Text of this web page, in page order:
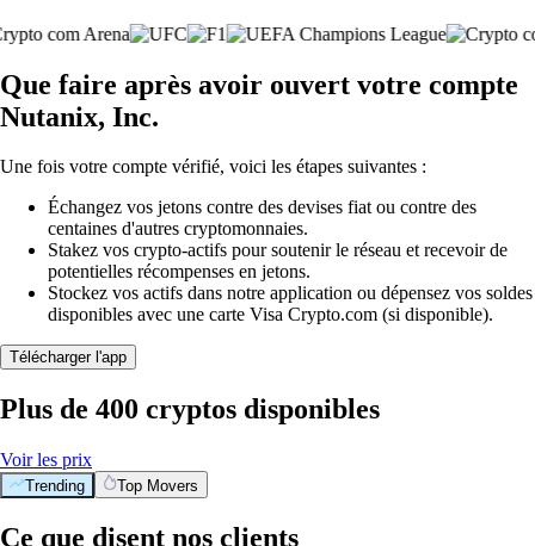
Que faire après avoir ouvert votre compte
Nutanix, Inc.
Une fois votre compte vérifié, voici les étapes suivantes :
Échangez vos jetons contre des devises fiat ou contre des
centaines d'autres cryptomonnaies.
Stakez vos crypto-actifs pour soutenir le réseau et recevoir de
potentielles récompenses en jetons.
Stockez vos actifs dans notre application ou dépensez vos soldes
disponibles avec une carte Visa Crypto.com (si disponible).
Télécharger l'app
Plus de 400 cryptos disponibles
Voir les prix
Trending Top Movers
Ce que disent nos clients